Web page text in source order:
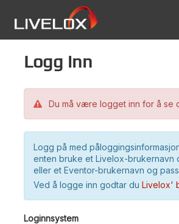
Logg inn
Du må være logget inn for å se
Logg på med
enten bruke et Livelox-brukernavn
eller et Eventor-brukernavn og
Ved å logge inn godtar du Livelox'
Loginnsystem